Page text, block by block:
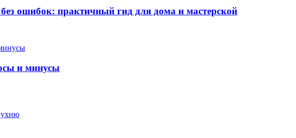
ошибок: практичный гид для дома и мастерской
и минусы